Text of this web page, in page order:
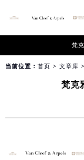
梵
当前位置： 首页 > 文章库
梵克